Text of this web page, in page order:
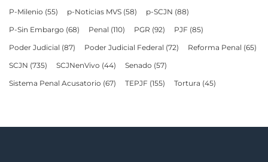
P-Milenio (55) p-Noticias MVS (58) p-SCJN (88)
P-Sin Embargo (68) Penal (110) PGR (92) PJF (85)
Poder Judicial (87) Poder Judicial Federal (72) Reforma Penal (65)
SCJN (735) SCJNenVivo (44) Senado (57)
Sistema Penal Acusatorio (67) TEPJF (155) Tortura (45)